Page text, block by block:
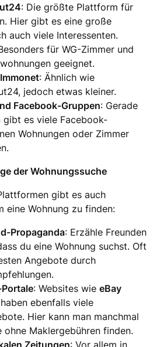
: Die größte Plattform für
Hier gibt es eine große
auch viele Interessenten.
für WG-Zimmer und
geeignet.
: Ähnlich wie
jedoch etwas kleiner.
Facebook-Gruppen: Gerade
gibt es viele Facebook-
Wohnungen oder Zimmer
der Wohnungssuche
gibt es auch
eine Wohnung zu finden:
Propaganda: Erzähle Freunden
du eine Wohnung suchst. Oft
Angebote durch
: Websites wieeBay
haben ebenfalls viele
Hier kann man manchmal
ohne Maklergebühren finden.